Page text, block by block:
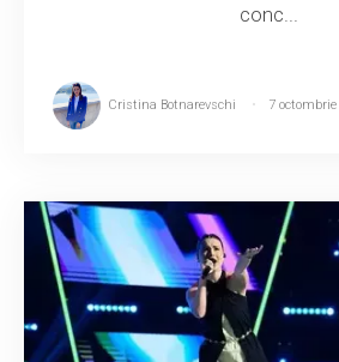
conc...
Cristina Botnarevschi 7